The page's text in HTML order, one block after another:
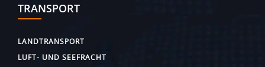
TRANSPORT
LANDTRANSPORT
LUFT- UND SEEFRACHT